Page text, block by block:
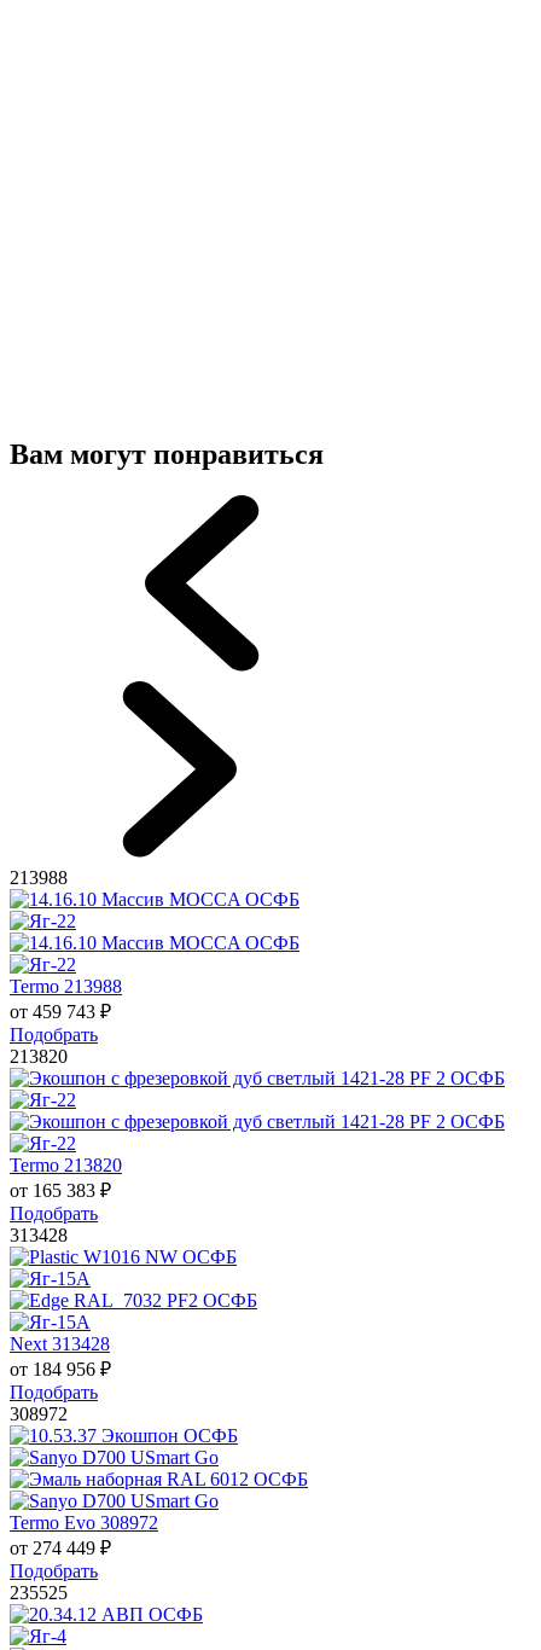
Вам могут понравиться
213988
Termo 213988
от 459 743 ₽
Подобрать
213820
Termo 213820
от 165 383 ₽
Подобрать
313428
Next 313428
от 184 956 ₽
Подобрать
308972
Termo Evo 308972
от 274 449 ₽
Подобрать
235525